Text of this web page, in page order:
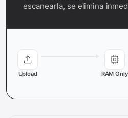
escanearla, se elimina
Upload RAM Only